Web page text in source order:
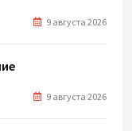
9 августа 2026
9 августа 2026